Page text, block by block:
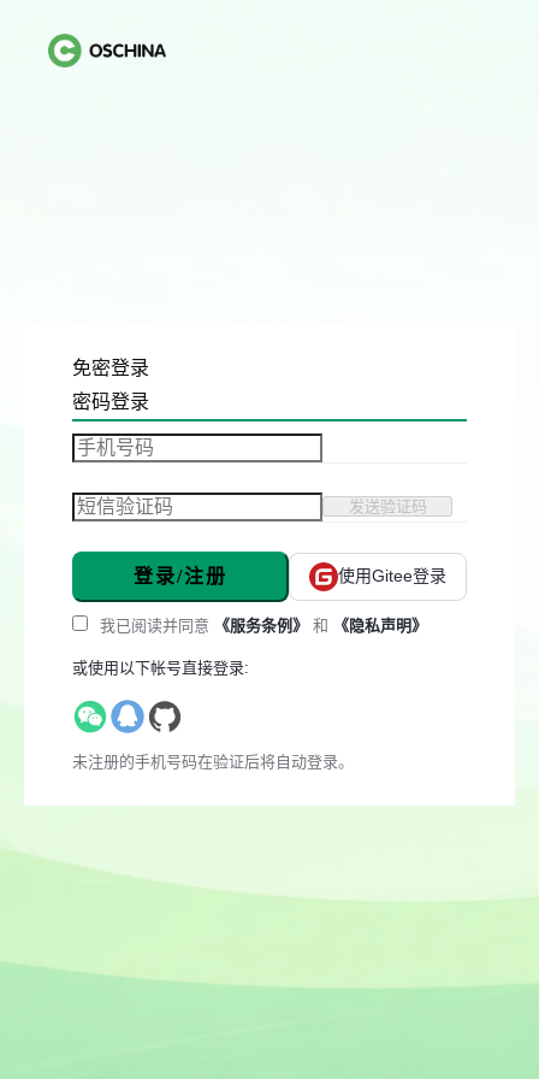
免密登录
密码登录
发送验证码
登录/注册 使用Gitee登录
我已阅读并同意 《服务条例》 和 《隐私声明》
或使用以下帐号直接登录:
未注册的手机号码在验证后将自动登录。